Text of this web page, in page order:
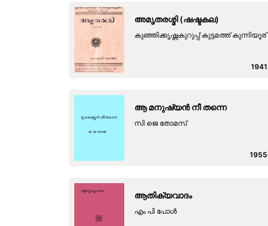
അമൃതരശ്മി (ഷഷ്ടകല)
കുഞ്ഞിക്കൃഷ്ണകുറുപ്പ് കുട്ടമത്ത് കുന്നിയൂര്
1941
ആ മനുഷ്യൻ നീ തന്നെ
സി ജെ തോമസ്
1955
ആതിക്യവാദം
എം പി പോള്‍